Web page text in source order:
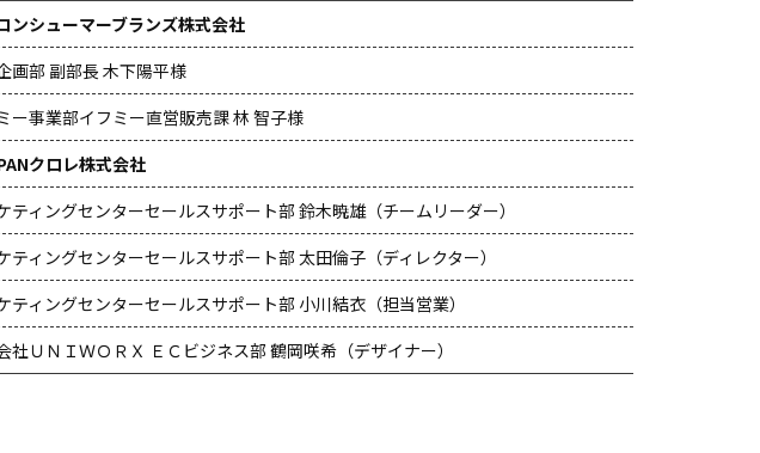
ンシューマーブランズ株式会社
画部 副部長 木下陽平様
ー事業部イフミー直営販売課林 智子様
クロレ株式会社
ティングセンターセールスサポート部 鈴木暁雄（チームリーダー）
ティングセンターセールスサポート部 太田倫子（ディレクター）
ティングセンターセールスサポート部 小川結衣（担当営業）
社ＵＮＩＷＯＲＸ ＥＣビジネス部 鶴岡咲希（デザイナー）